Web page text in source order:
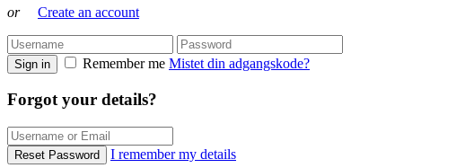
or Create an account
Sign in Remember me Mistet din adgangskode?
Forgot your details?
Reset Password I remember my details